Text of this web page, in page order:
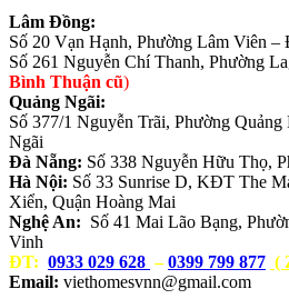
Lâm Đồng:
Số 20 Vạn Hạnh, Phường Lâm Viên –
Số 261 Nguyễn Chí Thanh, Phường
Bình Thuận cũ)
Quảng Ngãi:
Số 377/1 Nguyễn Trãi, Phường Quảng
Ngãi
Đà Nẵng: Số 338 Nguyễn Hữu Thọ,
Hà Nội: Số 33 Sunrise D, KĐT The
Xiển, Quận Hoàng Mai
Nghệ An: Số 41 Mai Lão Bạng,
Vinh
ĐT: 0933 029 628 –0399 799 877 (
Email: viethomesvnn@gmail.com